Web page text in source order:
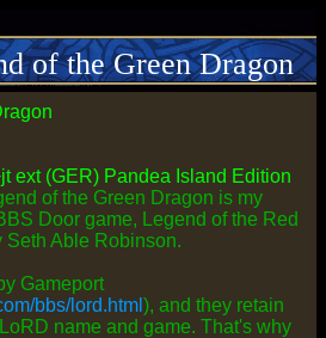
of the Green Dragon
ext (GER) Pandea Island Edition
of the Green Dragon is my
Door game, Legend of the Red
Seth Able Robinson.
Gameport
bbs/lord.html ), and they retain
name and game. That's why